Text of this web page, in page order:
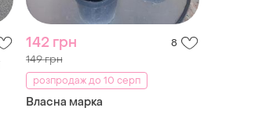
142 грн 8
149 грн
розпродаж до 10 серп
Власна марка